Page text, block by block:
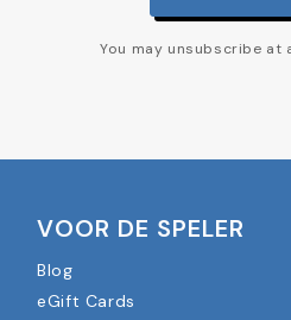
You may unsubscribe at
VOOR DE SPELER
Blog
eGift Cards